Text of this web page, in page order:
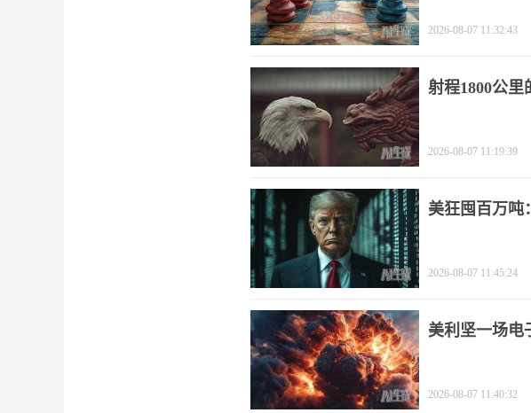
2026-08-07 11:32:43
射程1800公里
2026-08-07 11:19:39
美狂囤百万吨
2026-08-07 11:45:24
美利坚一场电
2026-08-07 11:40:32